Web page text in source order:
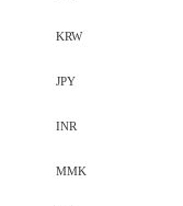
KRW
JPY
INR
MMK